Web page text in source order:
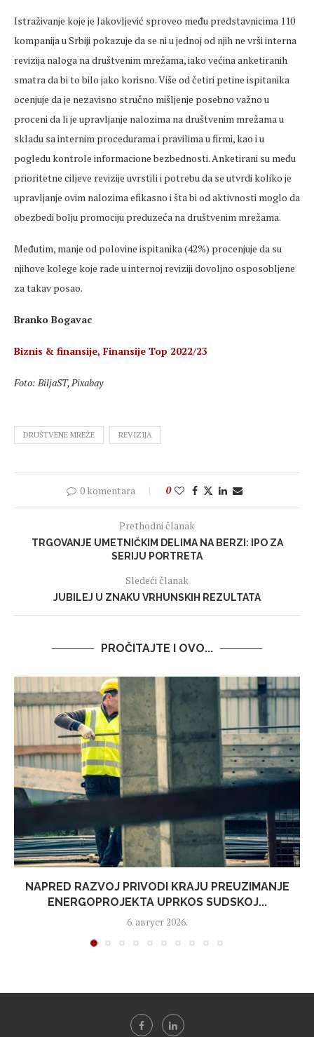
Istraživanje koje je Jakovljević sproveo među predstavnicima 110
kompanija u Srbiji pokazuje da se ni u jednoj od njih ne vrši interna
revizija naloga na društvenim mrežama, iako većina anketiranih
smatra da bi to bilo jako korisno. Više od četiri petine ispitanika
ocenjuje da je nezavisno stručno mišljenje posebno važno u
proceni da li je upravljanje nalozima na društvenim mrežama u
skladu sa internim procedurama i pravilima u firmi, kao i u
pogledu kontrole informacione bezbednosti. Anketirani su među
prioritetne ciljeve revizije uvrstili i potrebu da se utvrdi koliko je
upravljanje ovim nalozima efikasno i šta bi od aktivnosti moglo da
obezbedi bolju promociju preduzeća na društvenim mrežama.
Međutim, manje od polovine ispitanika (42%) procenjuje da su
njihove kolege koje rade u internoj reviziji dovoljno osposobljene
za takav posao.
Branko Bogavac
Biznis & finansije, Finansije Top 2022/23
Foto: BiljaST, Pixabay
DRUŠTVENE MREŽE REVIZIJA
0 komentara 0
Prethodni članak
TRGOVANJE UMETNIČKIM DELIMA NA BERZI: IPO ZA
SERIJU PORTRETA
Sledeći članak
JUBILEJ U ZNAKU VRHUNSKIH REZULTATA
PROČITAJTE I OVO...
NAPRED RAZVOJ PRIVODI KRAJU PREUZIMANJE
ENERGOPROJEKTA UPRKOS SUDSKOJ...
6. август 2026.